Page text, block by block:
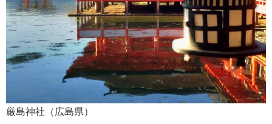
厳島神社（広島県）